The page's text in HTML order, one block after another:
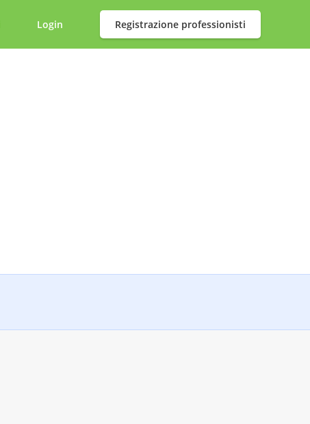
Login Registrazione professionisti